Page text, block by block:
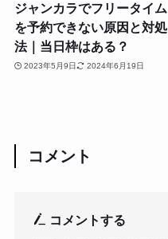
ジャンカラでフリータイム
を予約できない原因と対処
法｜当日枠はある？
2023年5月9日 2024年6月19日
コメント
コメントする